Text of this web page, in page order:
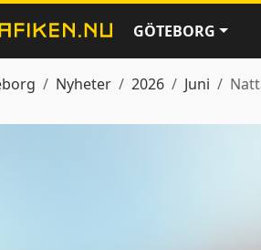
GÖTEBORG
Nyheter 2026 Juni